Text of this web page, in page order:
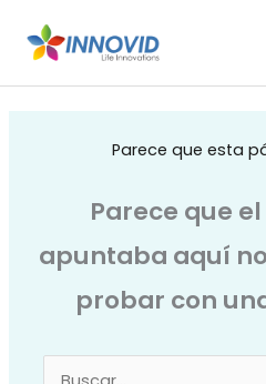
Parece que esta
Parece que
apuntaba aquí
probar con